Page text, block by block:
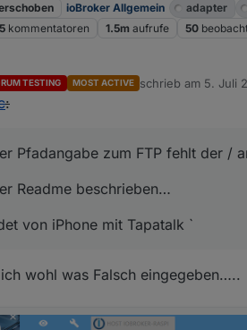
ioBroker Allgemein adapter
kommentatoren 1.5m aufrufe 50
TESTING MOST ACTIVE schrieb am 5. Juli
zuletzt editiert von
:
Pfadangabe zum FTP fehlt der /
Readme beschrieben…
von iPhone mit Tapatalk `
wohl was Falsch eingegeben…..